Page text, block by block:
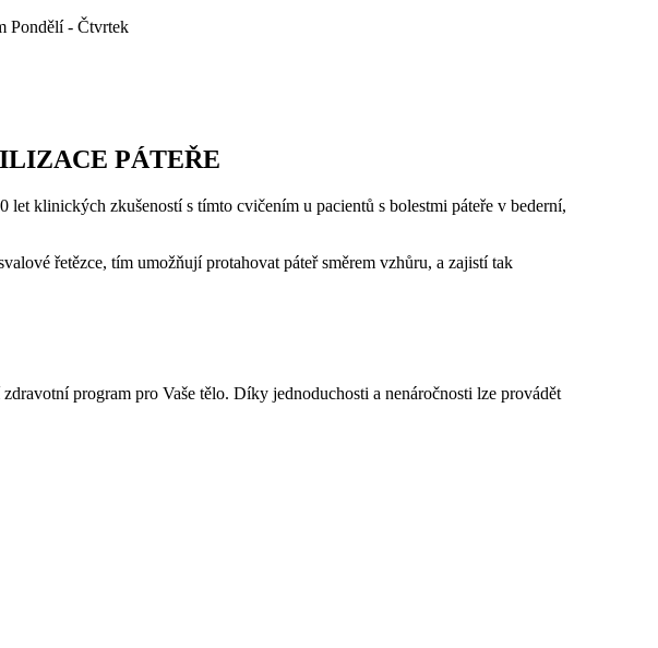
Pondělí - Čtvrtek
PÁTEŘE
let klinických zkušeností s tímto cvičením u pacientů s bolestmi páteře v bederní,
řetězce, tím umožňují protahovat páteř směrem vzhůru, a zajistí tak
program pro Vaše tělo. Díky jednoduchosti a nenáročnosti lze provádět